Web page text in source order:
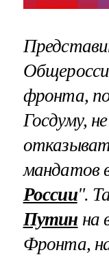
фронта,
Госдуму,
мандатов
России".
Путин на
Фронта,